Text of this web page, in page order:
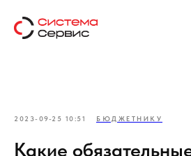
2023-09-25 10:51 БЮДЖЕТНИКУ
Какие